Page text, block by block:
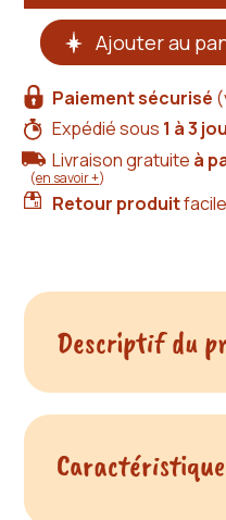
quantité
de
Sac
besace
cuir
noir
grainé
–
le
Simone
Ajouter au
Paiement sécurisé
Expédié sous 1 à 3
Livraison gratuite à
(en savoir +)
Retour produitfacile
Descriptif du
aussi, mais ça manque